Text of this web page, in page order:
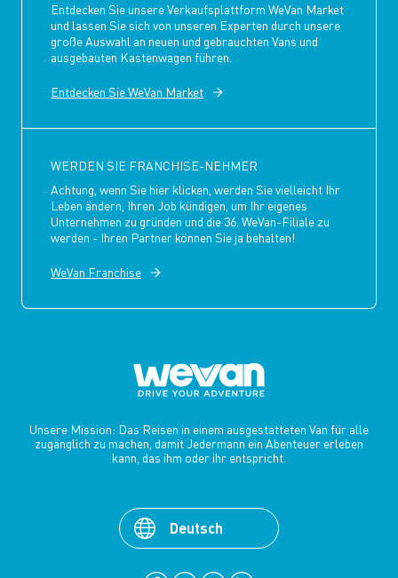
Entdecken Sie unsere Verkaufsplattform WeVan Market
und lassen Sie sich von unseren Experten durch unsere
große Auswahl an neuen und gebrauchten Vans und
ausgebauten Kastenwagen führen.
Entdecken Sie WeVan Market
WERDEN SIE FRANCHISE-NEHMER
Achtung, wenn Sie hier klicken, werden Sie vielleicht Ihr
Leben ändern, Ihren Job kündigen, um Ihr eigenes
Unternehmen zu gründen und die 36. WeVan-Filiale zu
werden - Ihren Partner können Sie ja behalten!
WeVan Franchise
Unsere Mission: Das Reisen in einem ausgestatteten Van für alle
zugänglich zu machen, damit Jedermann ein Abenteuer erleben
kann, das ihm oder ihr entspricht.
Deutsch